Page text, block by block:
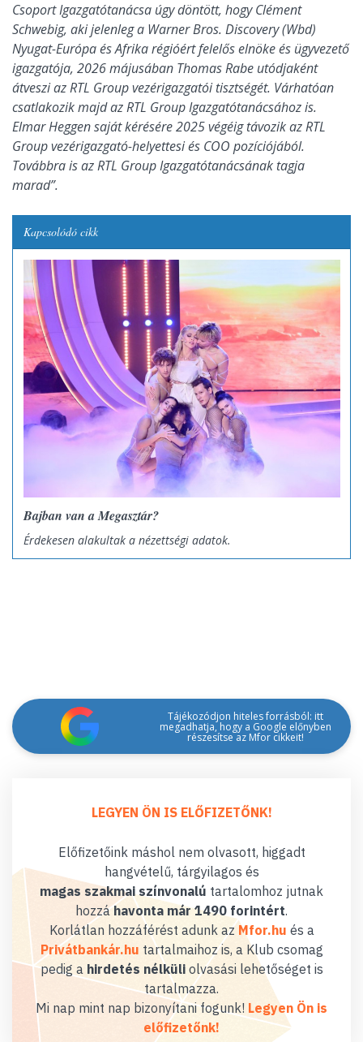
Csoport Igazgatótanácsa úgy döntött, hogy Clément
Schwebig, aki jelenleg a Warner Bros. Discovery (Wbd)
Nyugat-Európa és Afrika régióért felelős elnöke és ügyvezető
igazgatója, 2026 májusában Thomas Rabe utódjaként
átveszi az RTL Group vezérigazgatói tisztségét. Várhatóan
csatlakozik majd az RTL Group Igazgatótanácsához is.
Elmar Heggen saját kérésére 2025 végéig távozik az RTL
Group vezérigazgató-helyettesi és COO pozíciójából.
Továbbra is az RTL Group Igazgatótanácsának tagja
marad”.
Kapcsolódó cikk
Bajban van a Megasztár?
Érdekesen alakultak a nézettségi adatok.
Tájékozódjon hiteles forrásból: itt
megadhatja, hogy a Google előnyben
részesítse az Mfor cikkeit!
LEGYEN ÖN IS ELŐFIZETŐNK!
Előfizetőink máshol nem olvasott, higgadt
hangvételű, tárgyilagos és
magas szakmai színvonalú tartalomhoz jutnak
hozzáhavonta már 1490 forintért.
Korlátlan hozzáférést adunk az Mfor.hu és a
Privátbankár.hu tartalmaihoz is, a Klub csomag
pedig a hirdetés nélküliolvasási lehetőséget is
tartalmazza.
Mi nap mint nap bizonyítani fogunk! Legyen Ön is
előfizetőnk!